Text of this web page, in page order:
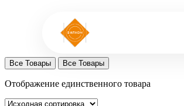
Все Товары Все Товары
Отображение единственного товара